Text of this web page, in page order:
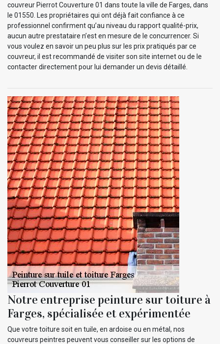
couvreur Pierrot Couverture 01 dans toute la ville de Farges, dans
le 01550. Les propriétaires qui ont déjà fait confiance à ce
professionnel confirment qu’au niveau du rapport qualité-prix,
aucun autre prestataire n’est en mesure de le concurrencer. Si
vous voulez en savoir un peu plus sur les prix pratiqués par ce
couvreur, il est recommandé de visiter son site internet ou de le
contacter directement pour lui demander un devis détaillé.
Notre entreprise peinture sur toiture à
Farges, spécialisée et expérimentée
Que votre toiture soit en tuile, en ardoise ou en métal, nos
couvreurs peintres peuvent vous conseiller sur les options de